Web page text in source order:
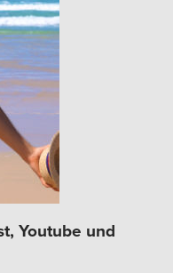
Youtube und